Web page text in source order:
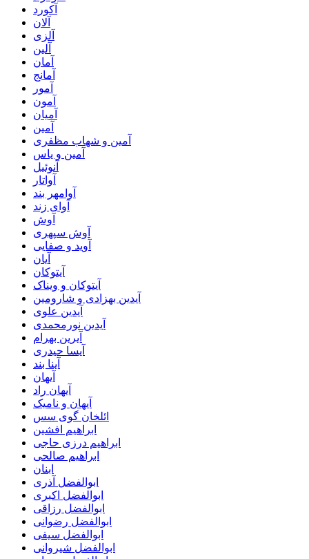
آکورد
آلان
آلزی
آلین
آمان
آمانج
آمور
آمون
آمیان
آمین
آمین و شهاب مظفری
آمین و یاس
آنوئیل
آواتار
آوامهر بند
آوای زند
آوش
آوش سپهری
آوید و صفایی
آیان
آیتوکان
آیتوکان و ویناک
آیدین بهزادی و شارومین
آیدین علوی
آیدین نورمحمدی
آیرین بهرام
آیسا حیدری
آینا بند
آیهان
آیهان راد
آیهان و نامیک
ائلخان گوی سس
ابراهیم افشین
ابراهیم درزی حاجی
ابراهیم صالحی
ابنان
ابوالفضل آذری
ابوالفضل اکبری
ابوالفضل رزاقی
ابوالفضل رضوانی
ابوالفضل سیفی
ابوالفضل شیروانی